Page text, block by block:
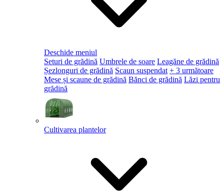
Deschide meniul
Seturi de grădină Umbrele de soare Leagăne de grădină
Șezlonguri de grădină Scaun suspendat + 3 următoare
Mese și scaune de grădină Bănci de grădină Lăzi pentru
grădină
Cultivarea plantelor